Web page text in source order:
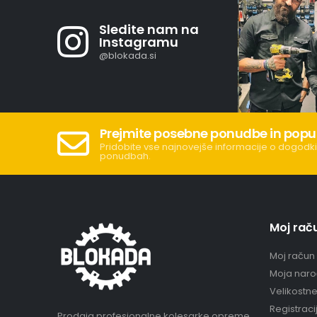
Sledite nam na
Instagramu
@blokada.si
Prejmite posebne ponudbe in
Pridobite vse najnovejše informacije o
ponudbah.
Moj
Moj račun
Moja